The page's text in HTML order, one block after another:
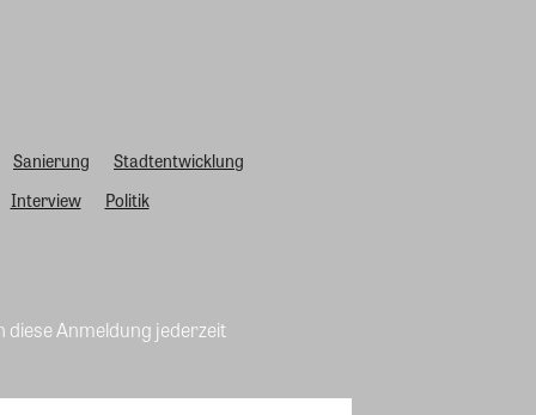
Sanierung
Stadtentwicklung
Interview Politik
diese Anmeldung jederzeit